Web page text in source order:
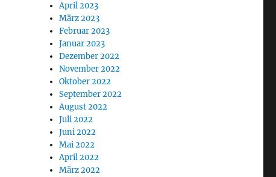
April 2023
März 2023
Februar 2023
Januar 2023
Dezember 2022
November 2022
Oktober 2022
September 2022
August 2022
Juli 2022
Juni 2022
Mai 2022
April 2022
März 2022